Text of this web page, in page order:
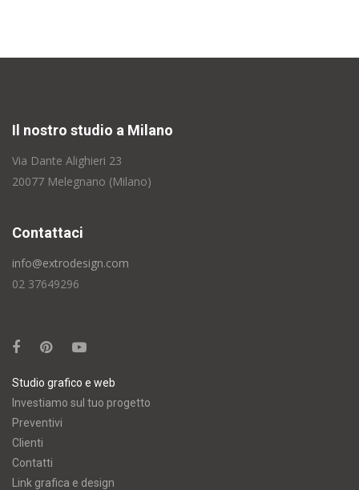
Il nostro studio a Milano
Via Dante Alighieri 23
20077 Melegnano (Milano)
Contattaci
info@extrodesign.com
02 37649296
Studio grafico e web
Investiamo sul tuo progetto
Preventivi
Clienti
Contatti
Link grafica e design